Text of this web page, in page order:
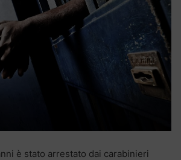
è stato arrestato dai carabinieri